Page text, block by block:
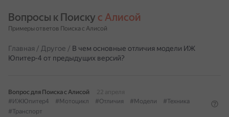
Вопросы к Поиску с Алисой
Примеры ответов Поиска с Алисой
Главная / Другое / В чем основные отличия модели ИЖ
Юпитер-4 от предыдущих версий?
Вопрос для Поиска с Алисой
22 апреля
#ИЖЮпитер4
#Мотоцикл #Отличия #Модели
#Техника
#Транспорт